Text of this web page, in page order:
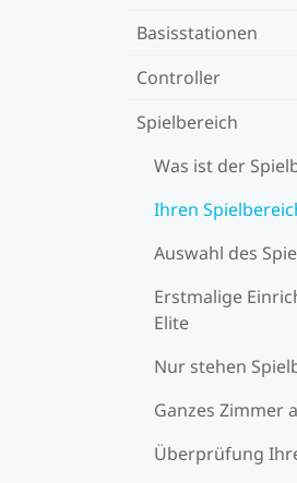
Basisstationen
Controller
Spielbereich
Was ist der
Ihren
Auswahl des
Erstmalige
Elite
Nur stehen
Ganzes Zimmer
Überprüfung